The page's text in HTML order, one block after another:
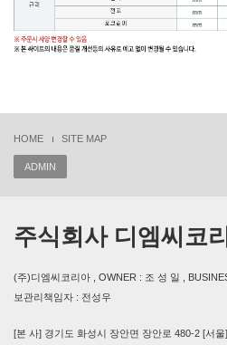
HOME SITE MAP
ADMIN
주식회사 디엠씨코
(주)디엠씨코리아 , OWNER : 조 성 일 ,
보관리책임자 : 전성우
[본 사] 경기도 화성시 장안면 장안로 480-2 [서